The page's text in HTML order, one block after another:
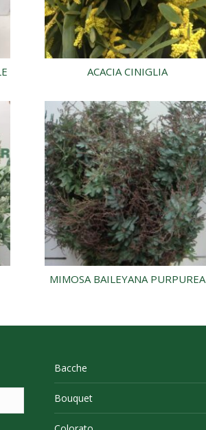
ACACIA CINIGLIA
MIMOSA BAILEYANA PURPUREA
Bacche
Bouquet